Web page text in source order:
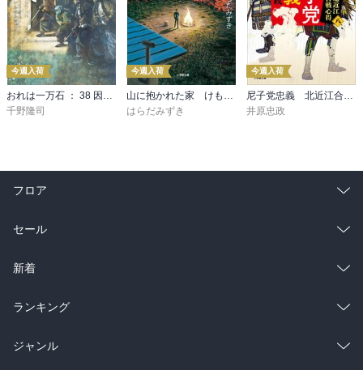
今週入荷
千野隆司
今週入荷
はらだみずき
今週入荷
井原忠政
フロア
総合
ラノベ
雑誌・グラビア
BL・TL
セール
総合
ラノベ
雑誌・グラビア
新着
総合
ラノベ
ランキング
総合
ジャンル